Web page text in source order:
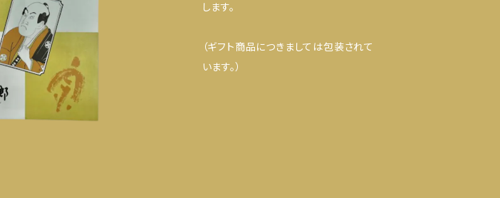
します。
（ギフト商品につきましては包装されて
います。）